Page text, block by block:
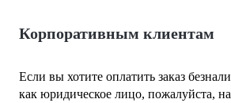
Корпоративным клиентам
Если вы хотите оплатить заказ
как юридическое лицо, пожалуйста,